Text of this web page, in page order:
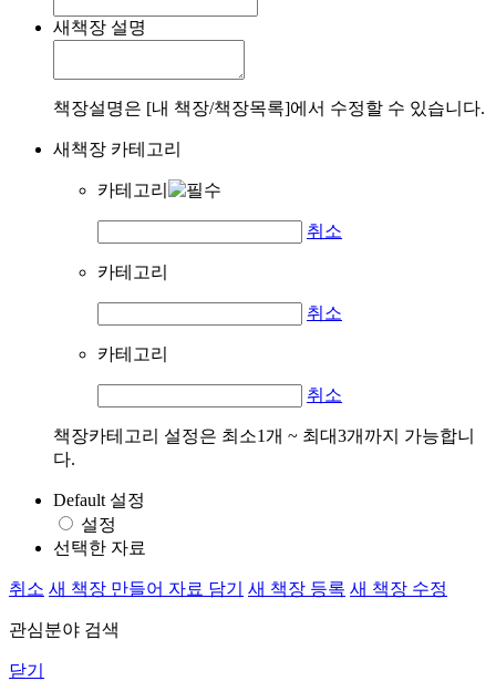
새책장 설명
책장설명은 [내 책장/책장목록]에서 수정할 수 있습니다.
새책장 카테고리
카테고리
취소
카테고리
취소
카테고리
취소
책장카테고리 설정은 최소1개 ~ 최대3개까지 가능합니
다.
Default 설정
설정
선택한 자료
취소 새 책장 만들어 자료 담기 새 책장 등록 새 책장 수정
관심분야 검색
닫기